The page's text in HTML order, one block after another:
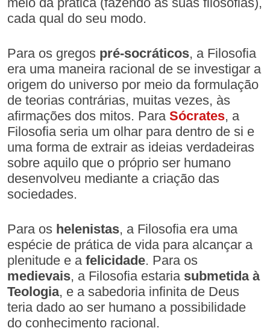
cada qual do seu modo.
Para os gregos pré-socráticos, a Filosofia
era uma maneira racional de se investigar a
origem do universo por meio da formulação
de teorias contrárias, muitas vezes, às
afirmações dos mitos. Para Sócrates, a
Filosofia seria um olhar para dentro de si e
uma forma de extrair as ideias verdadeiras
sobre aquilo que o próprio ser humano
desenvolveu mediante a criação das
sociedades.
Para os helenistas, a Filosofia era uma
espécie de prática de vida para alcançar a
plenitude e a felicidade. Para os
medievais, a Filosofia estaria submetida à
Teologia, e a sabedoria infinita de Deus
teria dado ao ser humano a possibilidade
do conhecimento racional.